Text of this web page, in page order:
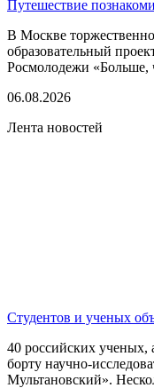
Путешествие
В Москве
образовательный
Росмолодежи «Больше,
06.08.2026
Лента новостей
Студентов и ученых
40 российских ученых,
борту научно-
Мультановский».